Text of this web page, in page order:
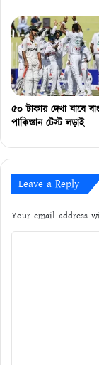
৫০ টাকায় দেখা যাবে
পাকিস্তান টেস্ট লড়াই
Leave a Reply
Your email address